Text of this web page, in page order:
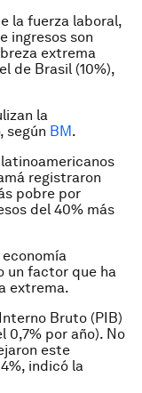
la fuerza laboral,
ingresos son
extrema
de Brasil (10%),
la
según BM.
registraron
pobre por
del 40% más
un factor que ha
extrema.
Bruto (PIB)
0,7% por año). No
este
indicó la